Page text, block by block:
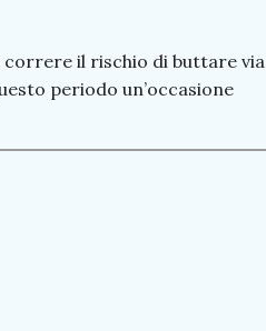
correre il rischio di buttare via
periodo un’occasione